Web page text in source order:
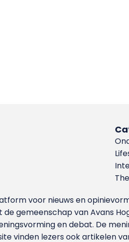
voor nieuws en
de gemeenschap van Avans
en debat. De
vinden lezers ook artikelen